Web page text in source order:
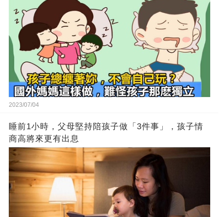
2023/07/04
睡前1小時，父母堅持陪孩子做「3件事」，孩子情
商高將來更有出息